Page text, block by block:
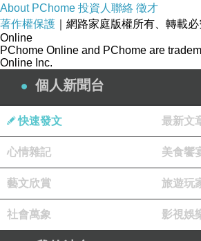
About PChome 投資人聯絡 徵才
著作權保護 ｜網路家庭版權所有、轉載必
Online
PChome Online and PChome are
Online Inc.
個人新聞台
快速發文 最新文
心情雜記 美食饗
藝文欣賞 旅遊玩
社會萬象 影視娛